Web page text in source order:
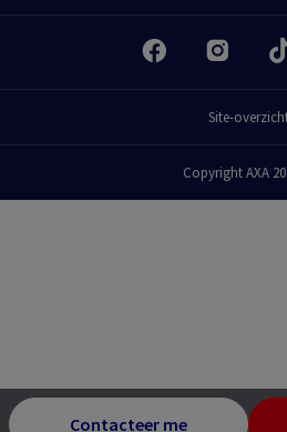
Alles over je
Contacteer me
Copyright AXA
Site-